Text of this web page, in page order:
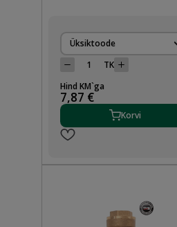
Üksiktoode
TK
Hind KM`ga
7,87 €
Korvi